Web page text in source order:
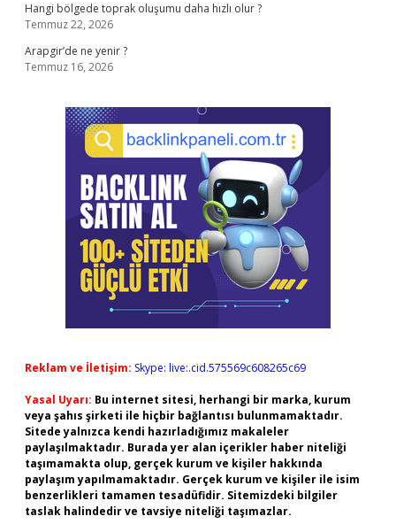
Hangi bölgede toprak oluşumu daha hızlı olur ?
Temmuz 22, 2026
Arapgir’de ne yenir ?
Temmuz 16, 2026
Reklam ve İletişim: Skype: live:.cid.575569c608265c69
Yasal Uyarı: Bu internet sitesi, herhangi bir marka, kurum
veya şahıs şirketi ile hiçbir bağlantısı bulunmamaktadır.
Sitede yalnızca kendi hazırladığımız makaleler
paylaşılmaktadır. Burada yer alan içerikler haber niteliği
taşımamakta olup, gerçek kurum ve kişiler hakkında
paylaşım yapılmamaktadır. Gerçek kurum ve kişiler ile isim
benzerlikleri tamamen tesadüfidir. Sitemizdeki bilgiler
taslak halindedir ve tavsiye niteliği taşımazlar.